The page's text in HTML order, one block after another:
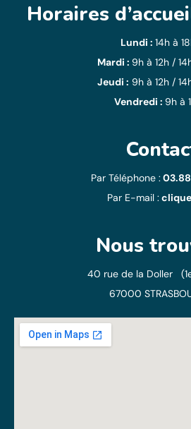
Horaires
Lundi : 14h à
Mardi : 9h à 12h /
Jeudi : 9h à 12h /
Vendredi : 9h à
Par Téléphone :
Par E-mail :
Nous
40 rue de la Doller
67000